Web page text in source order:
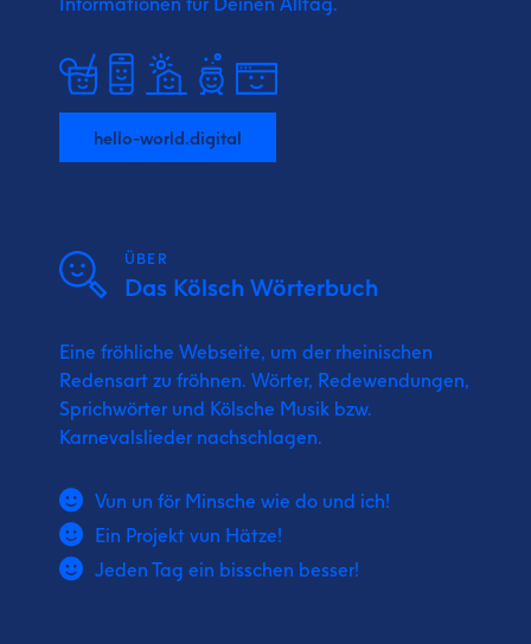
hello-world.digital
ÜBER
Das Kölsch Wörterbuch
Eine fröhliche Webseite, um der rheinischen
Redensart zu fröhnen. Wörter, Redewendungen,
Sprichwörter und Kölsche Musik bzw.
Karnevalslieder nachschlagen.
Vun un för Minsche wie do und ich!
Ein Projekt vun Hätze!
Jeden Tag ein bisschen besser!